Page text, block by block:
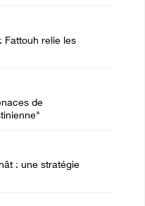
Fattouh relie les
de
: une stratégie